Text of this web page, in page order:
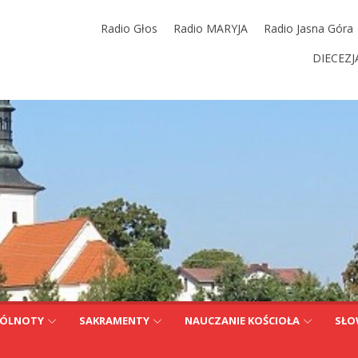
Radio Głos Radio MARYJA
Radio Jasna Góra
SAKRAMENTY NAUCZANIE KOŚCIOŁA